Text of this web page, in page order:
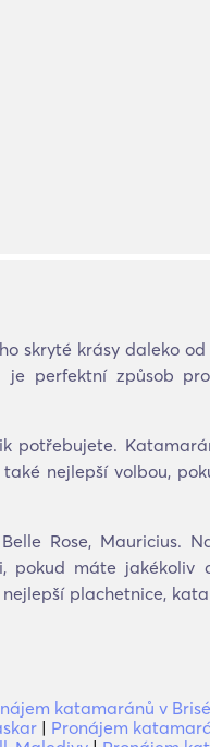
skryté krásy daleko
perfektní způsob
potřebujete.
nejlepší volbou,
Rose, Mauricius.
máte jakékoliv
plachetnice,
katamaránů v
| Pronájem